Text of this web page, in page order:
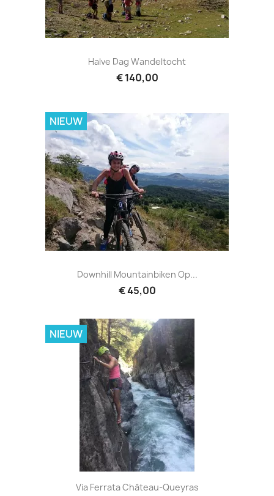
Halve Dag Wandeltocht
€ 140,00
Downhill Mountainbiken Op...
€ 45,00
NIEUW
Via Ferrata Château-Queyras
NIEUW